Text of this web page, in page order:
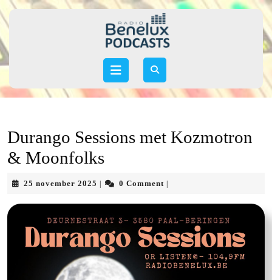
Skip
to
Open
Durango Sessions met Kozmotron
& Moonfolks
25 november 2025 25
2025
0 Comment